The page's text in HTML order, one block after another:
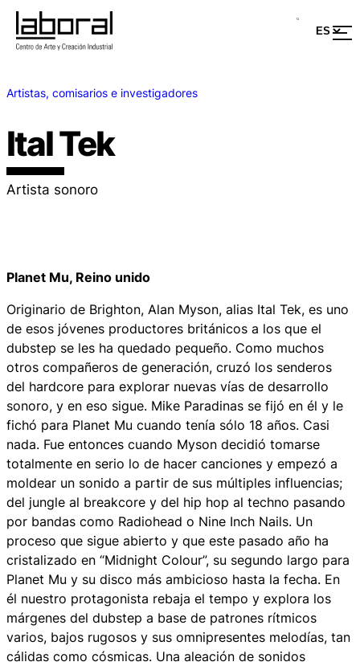
Artistas, comisarios e investigadores
Ital Tek
Artista sonoro
Planet Mu, Reino unido
Originario de Brighton, Alan Myson, alias Ital Tek, es uno
de esos jóvenes productores británicos a los que el
dubstep se les ha quedado pequeño. Como muchos
otros compañeros de generación, cruzó los senderos
del hardcore para explorar nuevas vías de desarrollo
sonoro, y en eso sigue. Mike Paradinas se fijó en él y le
fichó para Planet Mu cuando tenía sólo 18 años. Casi
nada. Fue entonces cuando Myson decidió tomarse
totalmente en serio lo de hacer canciones y empezó a
moldear un sonido a partir de sus múltiples influencias;
del jungle al breakcore y del hip hop al techno pasando
por bandas como Radiohead o Nine Inch Nails. Un
proceso que sigue abierto y que este pasado año ha
cristalizado en “Midnight Colour”, su segundo largo para
Planet Mu y su disco más ambicioso hasta la fecha. En
él nuestro protagonista rebaja el tempo y explora los
márgenes del dubstep a base de patrones rítmicos
varios, bajos rugosos y sus omnipresentes melodías, tan
cálidas como cósmicas. Una aleación de sonidos